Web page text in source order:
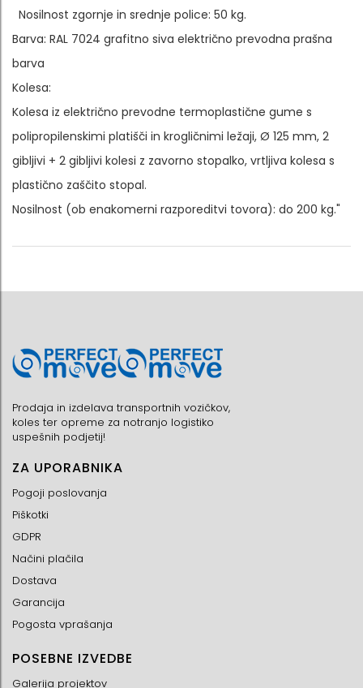
Nosilnost zgornje in srednje police: 50 kg.
Barva: RAL 7024 grafitno siva električno prevodna prašna
barva
Kolesa:
Kolesa iz električno prevodne termoplastične gume s
polipropilenskimi platišči in krogličnimi ležaji, Ø 125 mm, 2
gibljivi + 2 gibljivi kolesi z zavorno stopalko, vrtljiva kolesa s
plastično zaščito stopal.
Nosilnost (ob enakomerni razporeditvi tovora): do 200 kg."
Prodaja in izdelava transportnih vozičkov,
koles ter opreme za notranjo logistiko
uspešnih podjetij!
ZA UPORABNIKA
Pogoji poslovanja
Piškotki
GDPR
Načini plačila
Dostava
Garancija
Pogosta vprašanja
POSEBNE IZVEDBE
Galerija projektov